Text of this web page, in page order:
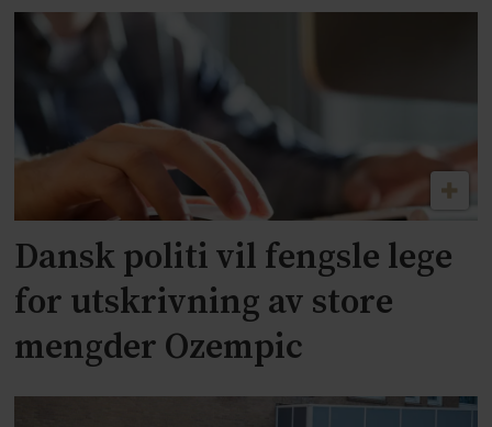
Dansk politi vil fengsle lege
for utskrivning av store
mengder Ozempic